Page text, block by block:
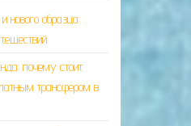
нового образца:
почему стоит
трансфером в